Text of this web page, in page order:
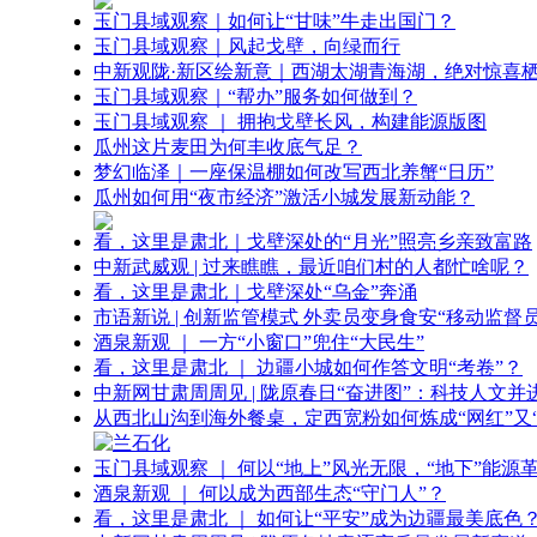
玉门县域观察｜如何让“甘味”牛走出国门？
玉门县域观察｜风起戈壁，向绿而行
中新观陇·新区绘新意｜西湖太湖青海湖，绝对惊喜
玉门县域观察｜“帮办”服务如何做到？
玉门县域观察 ｜ 拥抱戈壁长风，构建能源版图
瓜州这片麦田为何丰收底气足？
梦幻临泽｜一座保温棚如何改写西北养蟹“日历”
瓜州如何用“夜市经济”激活小城发展新动能？
看，这里是肃北｜戈壁深处的“月光”照亮乡亲致富路
中新武威观 | 过来瞧瞧，最近咱们村的人都忙啥呢？
看，这里是肃北｜戈壁深处“乌金”奔涌
市语新说 | 创新监管模式 外卖员变身食安“移动监督
酒泉新观 ｜ 一方“小窗口”兜住“大民生”
看，这里是肃北 ｜ 边疆小城如何作答文明“考卷”？
中新网甘肃周周见 | 陇原春日“奋进图”：科技人文并
从西北山沟到海外餐桌，定西宽粉如何炼成“网红”又
玉门县域观察 ｜ 何以“地上”风光无限，“地下”能源
酒泉新观 ｜ 何以成为西部生态“守门人”？
看，这里是肃北 ｜ 如何让“平安”成为边疆最美底色？